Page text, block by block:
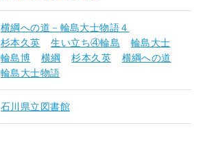
横綱への道－輪島大士物語４
杉本久英
生い立ち④輪島
輪島大士
輪島博
横綱 杉本久英
横綱への道
輪島大士物語
石川県立図書館